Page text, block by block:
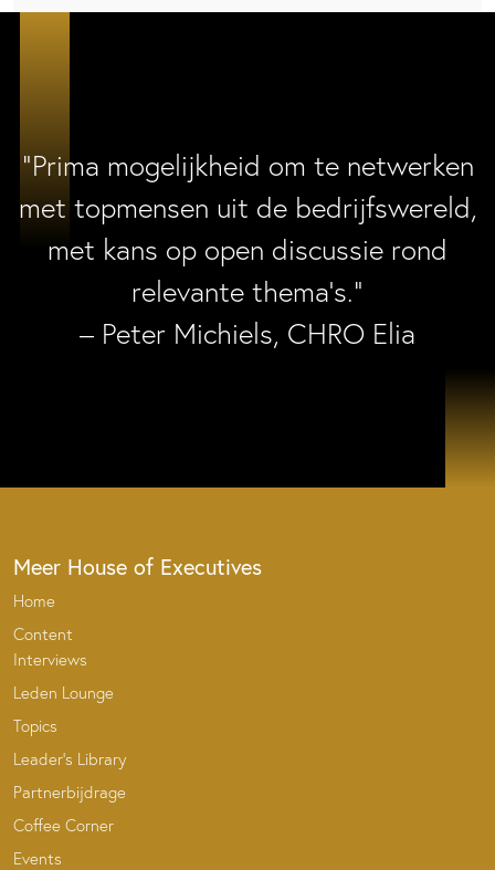
“Prima mogelijkheid om te netwerken
met topmensen uit de bedrijfswereld,
met kans op open discussie rond
relevante thema’s.”
– Peter Michiels, CHRO Elia
Meer House of Executives
Home
Content
Interviews
Leden Lounge
Topics
Leader’s Library
Partnerbijdrage
Coffee Corner
Events